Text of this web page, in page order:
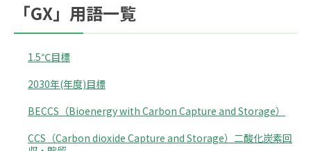
「GX」用語一覧
1.5℃目標
2030年(年度)目標
BECCS（Bioenergy with Carbon Capture and Storage）
CCS（Carbon dioxide Capture and Storage）二酸化炭素回